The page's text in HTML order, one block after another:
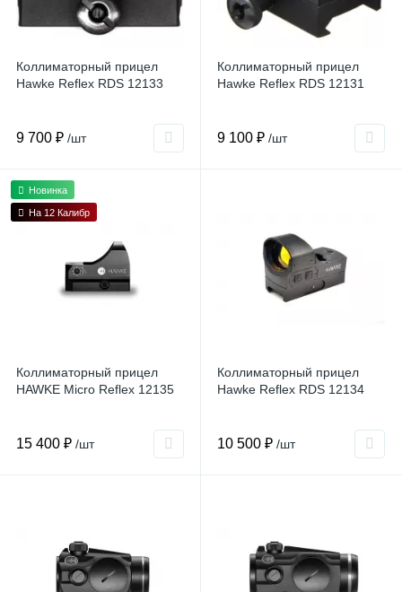
Коллиматорный прицел
Hawke Reflex RDS 12133
9 700 ₽ /шт
Коллиматорный прицел
Hawke Reflex RDS 12131
9 100 ₽ /шт
Новинка
На 12 Калибр
Коллиматорный прицел
HAWKE Micro Reflex 12135
15 400 ₽ /шт
Коллиматорный прицел
Hawke Reflex RDS 12134
10 500 ₽ /шт